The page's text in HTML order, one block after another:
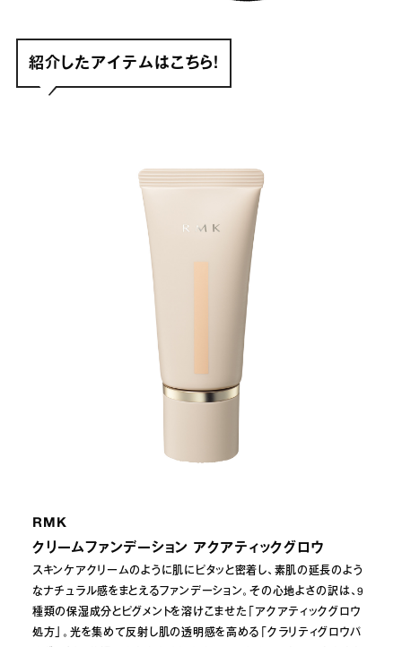
紹介したアイテムはこちら！
RMK
クリームファンデーション アクアティックグロウ
スキンケアクリームのように肌にピタッと密着し、素肌の延長のよう
なナチュラル感をまとえるファンデーション。その心地よさの訳は、9
種類の保湿成分とピグメントを溶けこませた「アクアティックグロウ
処方」。光を集めて反射し肌の透明感を高める「クラリティグロウパ